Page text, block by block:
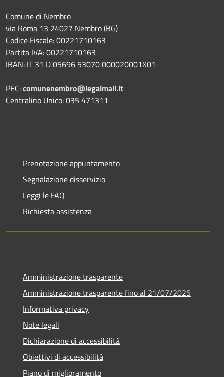
Comune di Nembro
via Roma 13 24027 Nembro (BG)
Codice Fiscale: 00221710163
Partita IVA: 00221710163
IBAN: IT 31 D 05696 53070 000020001X01
PEC:comunenembro@legalmail.it
Centralino Unico: 035 471311
Prenotazione appuntamento
Segnalazione disservizio
Leggi le FAQ
Richiesta assistenza
Amministrazione trasparente
Amministrazione trasparente fino al 21/07/2025
Informativa privacy
Note legali
Dichiarazione di accessibilità
Obiettivi di accessibilità
Piano di miglioramento